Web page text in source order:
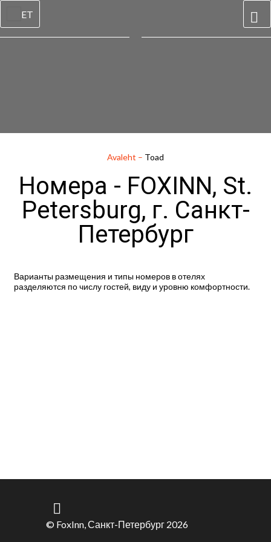
ET
Avaleht – Toad
Номера - FOXINN, St.
Petersburg, г. Санкт-
Петербург
Варианты размещения и типы номеров в отелях
разделяются по числу гостей, виду и уровню комфортности.
© FoxInn, Санкт-Петербург 2026